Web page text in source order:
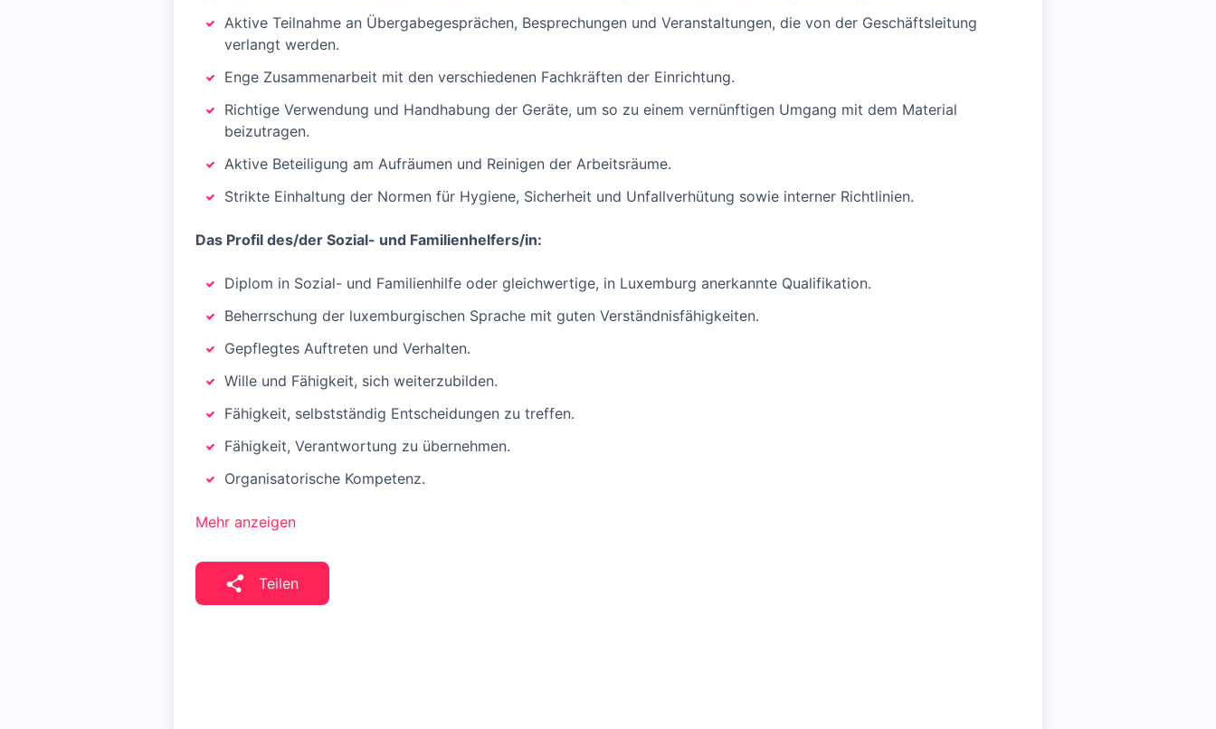
Aktive Teilnahme an Übergabegesprächen, Besprechungen und Veranstaltungen, die von der Geschäftsleitung
verlangt werden.
Enge Zusammenarbeit mit den verschiedenen Fachkräften der Einrichtung.
Richtige Verwendung und Handhabung der Geräte, um so zu einem vernünftigen Umgang mit dem Material
beizutragen.
Aktive Beteiligung am Aufräumen und Reinigen der Arbeitsräume.
Strikte Einhaltung der Normen für Hygiene, Sicherheit und Unfallverhütung sowie interner Richtlinien.
Das Profil des/der Sozial- und Familienhelfers/in:
Diplom in Sozial- und Familienhilfe oder gleichwertige, in Luxemburg anerkannte Qualifikation.
Beherrschung der luxemburgischen Sprache mit guten Verständnisfähigkeiten.
Gepflegtes Auftreten und Verhalten.
Wille und Fähigkeit, sich weiterzubilden.
Fähigkeit, selbstständig Entscheidungen zu treffen.
Fähigkeit, Verantwortung zu übernehmen.
Organisatorische Kompetenz.
Mehr anzeigen
Teilen